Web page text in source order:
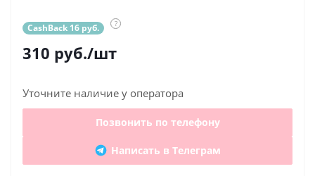
CashBack 16 руб. ?
310 руб./шт
Уточните наличие у оператора
Позвонить по телефону
Написать в Телеграм